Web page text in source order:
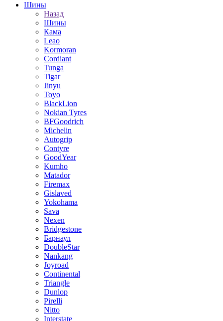
Шины
Назад
Шины
Кама
Leao
Kormoran
Cordiant
Tunga
Tigar
Jinyu
Toyo
BlackLion
Nokian Tyres
BFGoodrich
Michelin
Autogrip
Contyre
GoodYear
Kumho
Matador
Firemax
Gislaved
Yokohama
Sava
Nexen
Bridgestone
Барнаул
DoubleStar
Nankang
Joyroad
Continental
Triangle
Dunlop
Pirelli
Nitto
Interstate